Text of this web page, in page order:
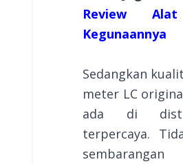
Review
Kegunaannya
Sedangkan
meter LC
ada di
terpercaya.
sembarangan